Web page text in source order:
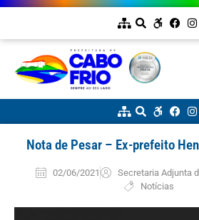
Nota de Pesar – Ex-prefeito
02/06/2021
Secretaria Adjunta
Notícias